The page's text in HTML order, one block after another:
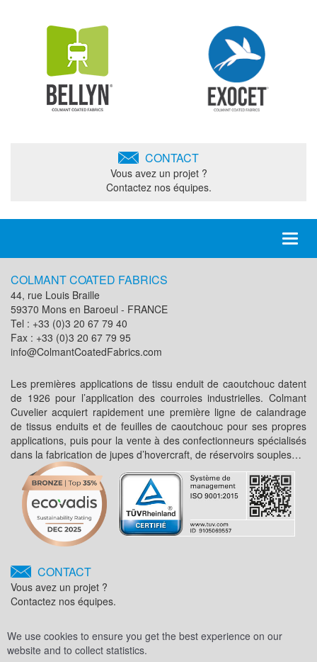
CONTACT
Vous avez un projet ?
Contactez nos équipes.
COLMANT COATED FABRICS
44, rue Louis Braille
59370 Mons en Baroeul - FRANCE
Tel : +33 (0)3 20 67 79 40
Fax : +33 (0)3 20 67 79 95
info@ColmantCoatedFabrics.com
Les premières applications de tissu enduit de caoutchouc datent
de 1926 pour l’application des courroies industrielles. Colmant
Cuvelier acquiert rapidement une première ligne de calandrage
de tissus enduits et de feuilles de caoutchouc pour ses propres
applications, puis pour la vente à des confectionneurs spécialisés
dans la fabrication de jupes d’hovercraft, de réservoirs souples…
CONTACT
Vous avez un projet ?
Contactez nos équipes.
We use cookies to ensure you get the best experience on our
website and to collect statistics.